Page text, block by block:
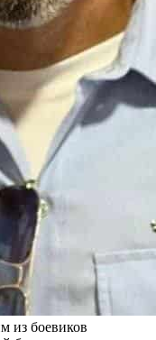
из боевиков